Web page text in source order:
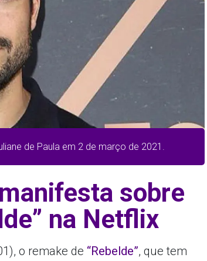
de Paula em 2 de março de 2021.
sobre
na Netflix
o remake de “Rebelde”, que tem